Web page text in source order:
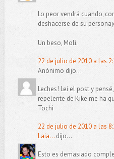
Lo peor vendrá cuando,
deshacerse de su
Un beso, Moli.
22 de julio de 2010 a las
Anónimo dijo...
Leches! Lei el post y
repelente de Kike me ha
Tochi
22 de julio de 2010 a las
Laia...dijo...
Esto es demasiado